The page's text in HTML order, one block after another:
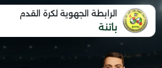
الرابطة الجهوية لكرة القدم
باتنة